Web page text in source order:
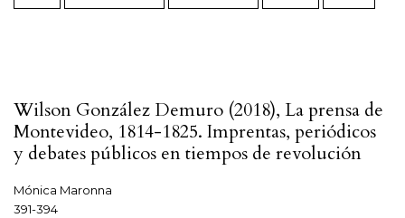
Wilson González Demuro (2018), La prensa de
Montevideo, 1814-1825. Imprentas, periódicos
y debates públicos en tiempos de revolución
Mónica Maronna
391-394